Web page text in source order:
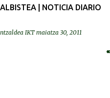
| NOTICIA DIARIO
IKT maiatza 30, 2011